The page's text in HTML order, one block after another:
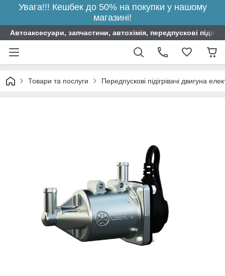
Увага!!! Кешбек до 50% на покупки у нашому
магазині!
Автоаксесуари, запчастини, автохімія, передпускові
Товари та послуги Передпускові підігрівачі двигуна